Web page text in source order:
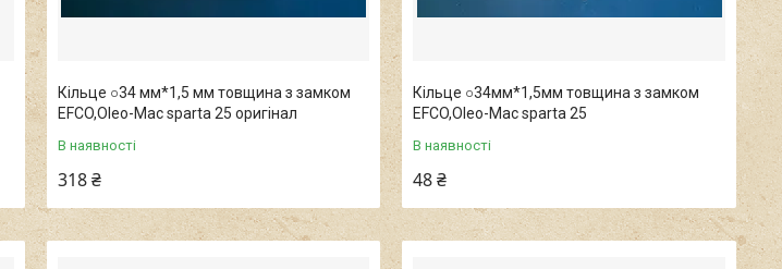
Кільце ○34 мм*1,5 мм товщина з замком
EFCO,Oleo-Mac sparta 25 оригінал
В наявності
318 ₴
Кільце ○34мм*1,5мм товщина з замком
EFCO,Oleo-Mac sparta 25
В наявності
48 ₴